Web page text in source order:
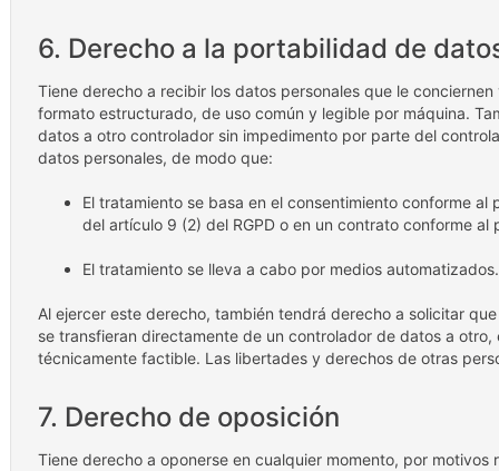
6. Derecho a la portabilidad de
Tiene derecho a recibir los datos personales que le
formato estructurado, de uso común y legible por máquina.
datos a otro controlador sin impedimento por parte del
datos personales, de modo que:
El tratamiento se basa en el consentimiento conforme
del artículo 9 (2) del RGPD o en un contrato conforme al
El tratamiento se lleva a cabo por medios automatizados.
Al ejercer este derecho, también tendrá derecho a solicitar
se transfieran directamente de un controlador de datos a otro,
técnicamente factible. Las libertades y derechos de otras
7. Derecho de oposición
Tiene derecho a oponerse en cualquier momento, por motivos